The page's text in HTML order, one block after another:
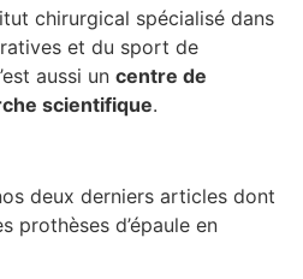
chirurgical spécialisé dans
et du sport de
aussi un centre de
scientifique.
deux derniers articles dont
prothèses d’épaule en